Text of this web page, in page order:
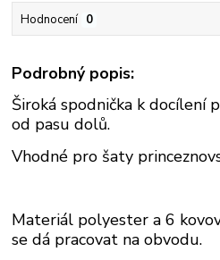
Hodnocení 0
Podrobný popis:
Široká spodnička k docílení
od pasu dolů.
Vhodné pro šaty
Materiál polyester a 6
se dá pracovat na obvodu.